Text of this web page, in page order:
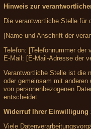
Hinweis zur
Die verantwortliche Stelle für
[Name und Anschrift der
Telefon: [Telefonnummer der
E-Mail: [E-Mail-Adresse der
Verantwortliche Stelle ist die
oder gemeinsam mit
von personenbezogenen
entscheidet.
Widerruf Ihrer Einwilligung
Viele